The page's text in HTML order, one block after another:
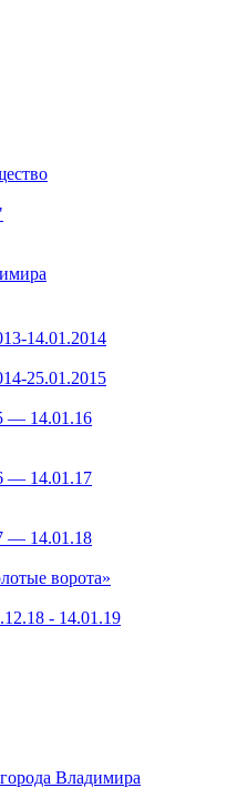
14.01.2014
25.01.2015
— 14.01.16
— 14.01.17
— 14.01.18
ворота»
- 14.01.19
Владимира